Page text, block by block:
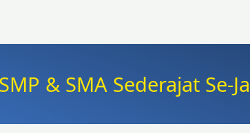
& SMA Sederajat Se-